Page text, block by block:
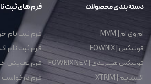
دسته بندی محصولات
ام وی ام | MVM
فونیکس | FOWNIX
فونیکس هیبریدی | FOWNIX NEV
اکستریم | XTRIM
فرم های ثبت
فرم ثبت نام
فرم ثبت نام
فرم تعویض
فرم درخواست